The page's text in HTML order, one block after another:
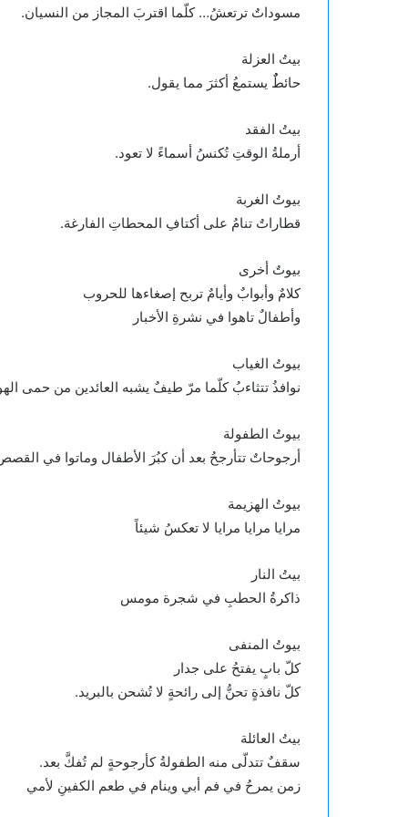
مسوداتٌ ترتعشُ… كلّما اقتربَ المجاز من النسيان.
بيتُ العزلة
حائطٌٌ يستمعُ أكثرَ مما يقول.
بيتُ الفقد
أرملةُ الوقتِ تُكنسُ أسماءً لا تعود.
بيوتُ الغربة
قطاراتٌ تنامُ على أكتافِ المحطاتِ الفارغة.
بيوتٌ أخرى
كلامٌ وأبوابٌ وأيامٌ تربح إصغاءها للحروب
وأطفالٌ تاهوا في نشرةِ الأخبار
بيوتُ الغياب
نوافذُ تتثاءبُ كلّما مرّ طيفٌ يشبه العائدين من حمى
بيوتُ الطفولة
أرجوحاتٌ تتأرجحُ بعد أن كبُرَ الأطفال وماتوا في
بيوتُ الهزيمة
مرايا مرايا مرايا لا تعكسُ شيئاً
بيتُ النار
ذاكرةُ الحطبِ في شجرة مومس
بيوتُ المنفى
كلّ بابٍ يفتحُ على جدار
كلّ نافذةٍ تحنُّ إلى رائحةٍ لا تُشحن بالبريد.
بيتُ العائلة
سقفٌ تتدلّى منه الطفولةُ كأرجوحةٍ لم تُفكَّ بعد.
زمن يمرحُ في فم أبي وينام في طعم الكفينِ لأمي